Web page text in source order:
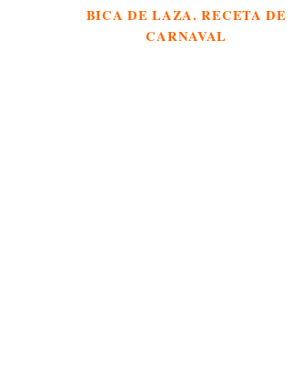
BICA DE LAZA. RECETA DE
CARNAVAL